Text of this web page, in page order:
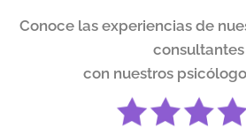
Conoce las experiencias de
consultantes
con nuestros